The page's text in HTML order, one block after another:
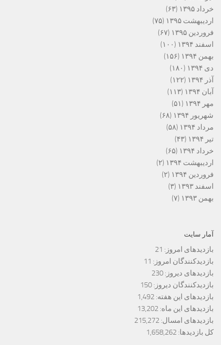
خرداد ۱۳۹۵
(۶۳)
اردیبهشت ۱۳۹۵
(۷۵)
فروردین ۱۳۹۵
(۶۷)
اسفند ۱۳۹۴
(۱۰۰)
بهمن ۱۳۹۴
(۱۵۶)
دی ۱۳۹۴
(۱۸۰)
آذر ۱۳۹۴
(۱۲۲)
آبان ۱۳۹۴
(۱۱۳)
مهر ۱۳۹۴
(۵۱)
شهریور ۱۳۹۴
(۶۸)
مرداد ۱۳۹۴
(۵۸)
تیر ۱۳۹۴
(۴۳)
خرداد ۱۳۹۴
(۶۵)
اردیبهشت ۱۳۹۴
(۲)
فروردین ۱۳۹۴
(۲)
اسفند ۱۳۹۳
(۳)
بهمن ۱۳۹۳
(۷)
آمار سایت
بازدیدهای امروز: 21
بازدیدکنندگان امروز: 11
بازدیدهای دیروز: 230
بازدیدکنندگان دیروز: 150
بازدیدهای این هفته: 1,492
بازدیدهای این ماه: 13,202
بازدیدهای امسال: 215,272
کل بازدیدها: 1,658,262